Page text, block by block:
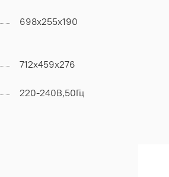
698x255x190
712x459x276
220-240В,50Гц